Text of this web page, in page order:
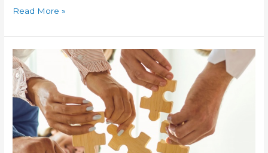
Read More »
¿Qué
es
el
Aprendizaje
Basado
en
Proyectos?
Abordaje